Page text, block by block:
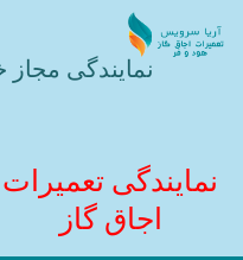
نمایندگی
نمایندگی تعمیرات
اجاق گاز